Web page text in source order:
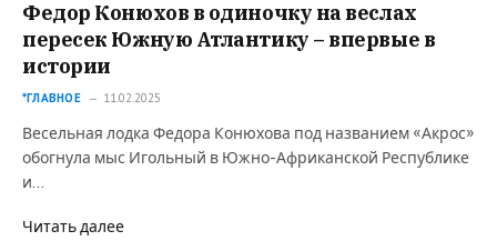
Федор Конюхов в одиночку на веслах
пересек Южную Атлантику – впервые в
истории
*ГЛАВНОЕ 11.02.2025
Весельная лодка Федора Конюхова под названием «Акрос»
обогнула мыс Игольный в Южно-Африканской Республике
и…
Читать далее